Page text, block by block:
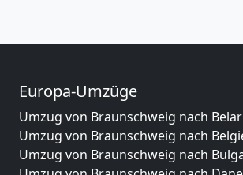
Europa-Umzüge
Umzug von Braunschweig nach
Umzug von Braunschweig nach
Umzug von Braunschweig nach